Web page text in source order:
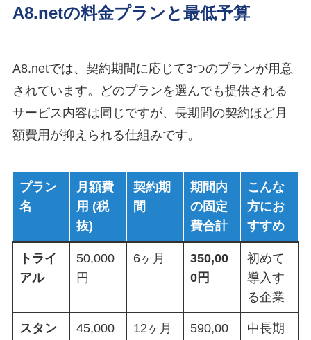
A8.netの料金プランと最低予算
A8.netでは、契約期間に応じて3つのプランが用意
されています。どのプランを選んでも提供される
サービス内容は同じですが、長期間の契約ほど月
額費用が抑えられる仕組みです。
プラン
名
月額費
用 (税
抜)
契約期
間
期間内
の固定
費合計
こんな
方にお
すすめ
トライ
アル
50,000
円
6ヶ月
350,00
0円
初めて
導入す
る企業
スタン
45,000
12ヶ月
590,00
中長期